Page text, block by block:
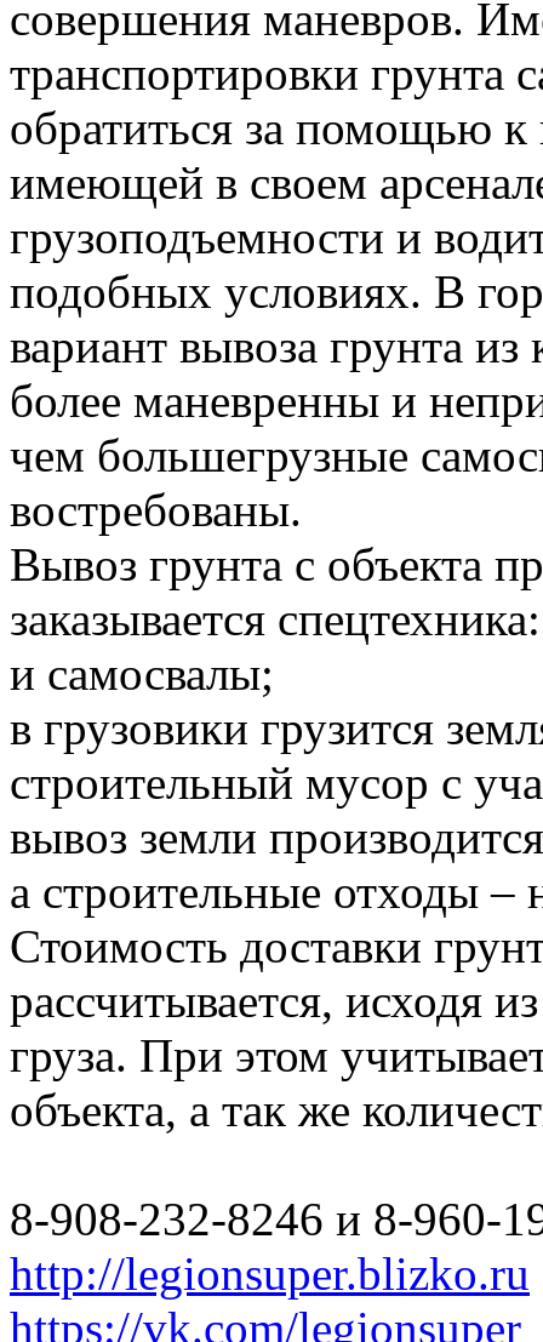
совершения маневров.
транспортировки грунта
обратиться за помощью
имеющей в своем
грузоподъемности и
подобных условиях. В
вариант вывоза грунта
более маневренны и
чем большегрузные
востребованы.
Вывоз грунта с объекта
заказывается
и самосвалы;
в грузовики грузится
строительный мусор с
вывоз земли
а строительные отходы –
Стоимость доставки
рассчитывается, исходя
груза. При этом
объекта, а так же
8-908-232-8246 и 8-960-
http://legionsuper.blizko.ru
https://vk.com/legionsuper